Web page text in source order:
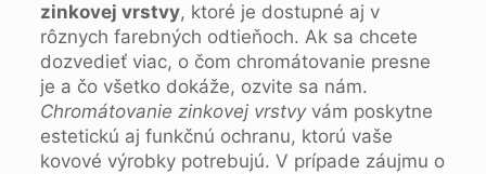
zinkovej vrstvy, ktoré je dostupné aj v
rôznych farebných odtieňoch. Ak sa chcete
dozvedieť viac, o čom chromátovanie presne
je a čo všetko dokáže, ozvite sa nám.
Chromátovanie zinkovej vrstvyvám poskytne
estetickú aj funkčnú ochranu, ktorú vaše
kovové výrobky potrebujú. V prípade záujmu o